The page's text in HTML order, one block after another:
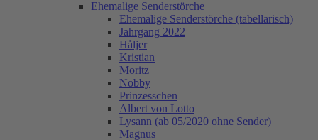
Ehemalige Senderstörche
Ehemalige Senderstörche (tabellarisch)
Jahrgang 2022
Håljer
Kristian
Moritz
Nobby
Prinzesschen
Albert von Lotto
Lysann (ab 05/2020 ohne Sender)
Magnus